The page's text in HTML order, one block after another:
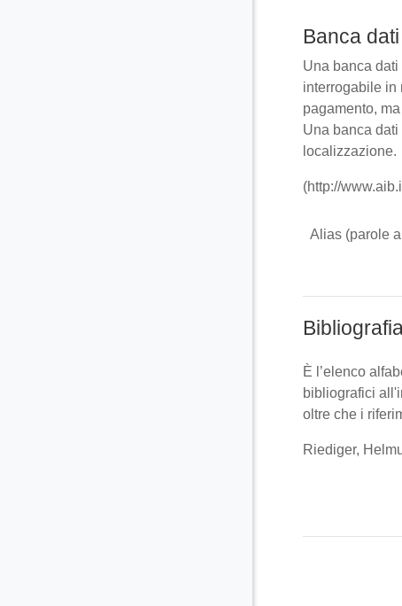
Banca dati
Una banca
interrogabile in
pagamento,
Una banca
localizzazione.
(http://
Alias (parole
È l’elenco
bibliografici
oltre che i
Riediger,